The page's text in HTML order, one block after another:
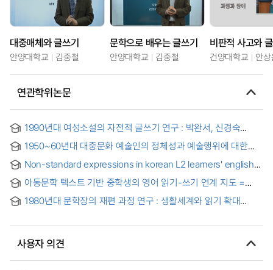
대중매체와 글쓰기
안양대학교 김중철
문학으로 배우는 글쓰기
안양대학교 김중철
비판적 사고와
건양대학교 안
연관학위논문
1990년대 여성소설의 자전적 글쓰기 연구 : 박완서, 신경숙
1950~60년대 대중문화 예술인의 정체성과 예술행위에 대한
Non-standard expressions in korean L2 learners' english
"mind/heart"
아동문학 텍스트 기반 중학생의 영어 읽기-쓰기 연계 지도 =
School Students Using Children’s Literature
1980년대 문학장의 재편 과정 연구 : 생활세계와 읽기 확대
사용자 의견